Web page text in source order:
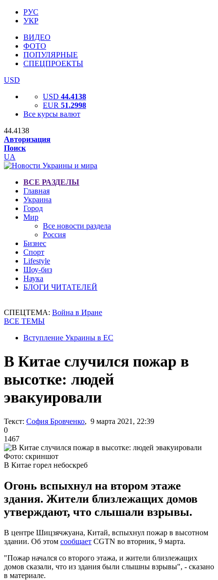
РУС
УКР
ВИДЕО
ФОТО
ПОПУЛЯРНЫЕ
СПЕЦПРОЕКТЫ
USD
USD 44.4138
EUR 51.2998
Все курсы валют
44.4138
Авторизация
Поиск
UA
ВСЕ РАЗДЕЛЫ
Главная
Украина
Город
Мир
Все новости раздела
Россия
Бизнес
Спорт
Lifestyle
Шоу-биз
Наука
БЛОГИ ЧИТАТЕЛЕЙ
СПЕЦТЕМА: Война в Иране
ВСЕ ТЕМЫ
Вступление Украины в ЕС
В Китае случился пожар в
высотке: людей
эвакуировали
Текст: София Бровченко, 9 марта 2021, 22:39
0
1467
Фото: скриншот
В Китае горел небоскреб
Огонь вспыхнул на втором этаже
здания. Жители близлежащих домов
утверждают, что слышали взрывы.
В центре Шицзячжуана, Китай, вспыхнул пожар в высотном
здании. Об этом сообщает CGTN во вторник, 9 марта.
"Пожар начался со второго этажа, и жители близлежащих
домов сказали, что из здания были слышны взрывы", - сказано
в материале.